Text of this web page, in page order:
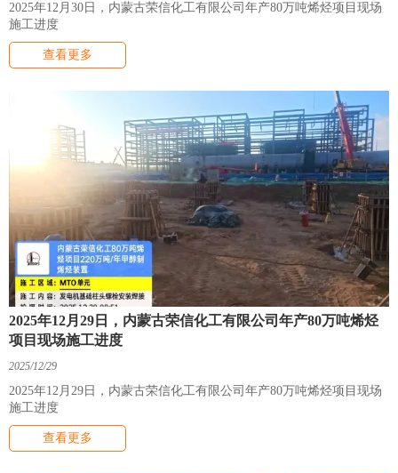
2025年12月30日，内蒙古荣信化工有限公司年产80万吨烯烃项目现场
施工进度
查看更多
2025年12月29日，内蒙古荣信化工有限公司年产80万吨烯烃
项目现场施工进度
2025/12/29
2025年12月29日，内蒙古荣信化工有限公司年产80万吨烯烃项目现场
施工进度
查看更多